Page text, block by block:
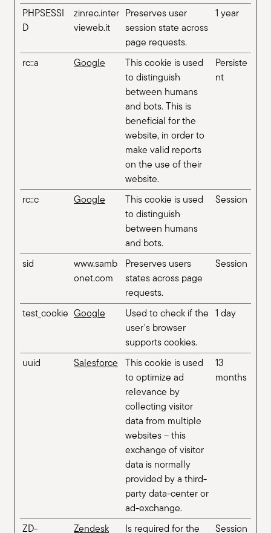
PHPSESSI
D
zinrec.inter
vieweb.it
Preserves user
session state across
page requests.
1 year
rc::a Google
This cookie is used
to distinguish
between humans
and bots. This is
beneficial for the
website, in order to
make valid reports
on the use of their
website.
Persiste
nt
rc::c Google
This cookie is used
to distinguish
between humans
and bots.
Session
sid
www.samb
onet.com
Preserves users
states across page
requests.
Session
test_cookie Google
Used to check if the
user's browser
supports cookies.
1 day
uuid Salesforce This cookie is used
to optimize ad
relevance by
collecting visitor
data from multiple
websites – this
exchange of visitor
data is normally
provided by a third-
party data-center or
ad-exchange.
13
months
ZD- Zendesk Is required for the Session